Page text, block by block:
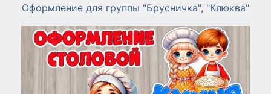
Оформление для группы "Брусничка", "Клюква"